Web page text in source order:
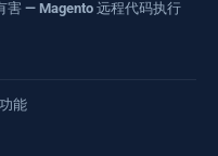
害 — Magento 远程代码执行
能